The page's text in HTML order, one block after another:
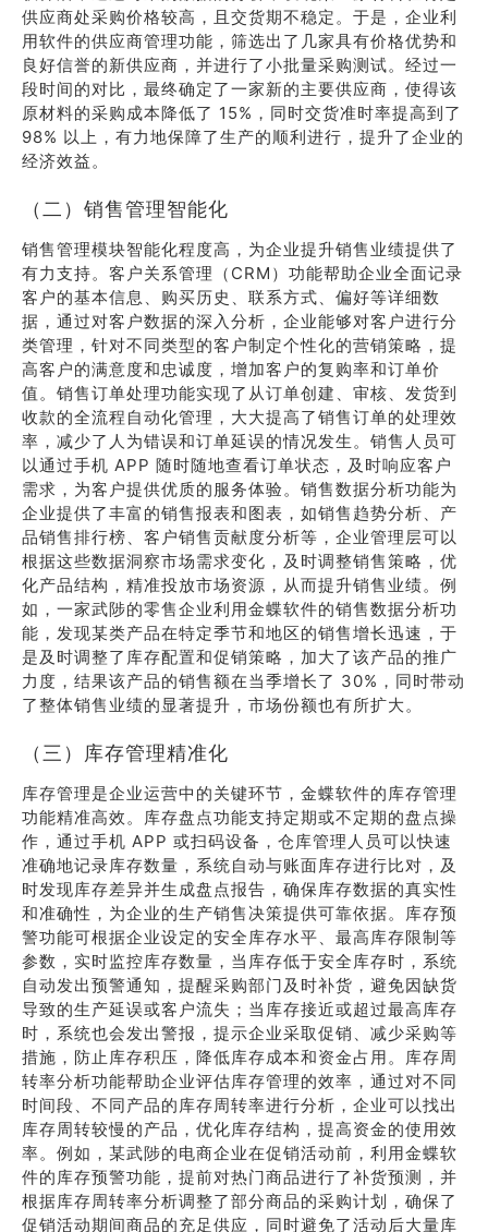
供应商处采购价格较高，且交货期不稳定。于是，企业利
用软件的供应商管理功能，筛选出了几家具有价格优势和
良好信誉的新供应商，并进行了小批量采购测试。经过一
段时间的对比，最终确定了一家新的主要供应商，使得该
原材料的采购成本降低了 15%，同时交货准时率提高到了
98% 以上，有力地保障了生产的顺利进行，提升了企业的
经济效益。
（二）销售管理智能化
销售管理模块智能化程度高，为企业提升销售业绩提供了
有力支持。客户关系管理（CRM）功能帮助企业全面记录
客户的基本信息、购买历史、联系方式、偏好等详细数
据，通过对客户数据的深入分析，企业能够对客户进行分
类管理，针对不同类型的客户制定个性化的营销策略，提
高客户的满意度和忠诚度，增加客户的复购率和订单价
值。销售订单处理功能实现了从订单创建、审核、发货到
收款的全流程自动化管理，大大提高了销售订单的处理效
率，减少了人为错误和订单延误的情况发生。销售人员可
以通过手机 APP 随时随地查看订单状态，及时响应客户
需求，为客户提供优质的服务体验。销售数据分析功能为
企业提供了丰富的销售报表和图表，如销售趋势分析、产
品销售排行榜、客户销售贡献度分析等，企业管理层可以
根据这些数据洞察市场需求变化，及时调整销售策略，优
化产品结构，精准投放市场资源，从而提升销售业绩。例
如，一家武陟的零售企业利用金蝶软件的销售数据分析功
能，发现某类产品在特定季节和地区的销售增长迅速，于
是及时调整了库存配置和促销策略，加大了该产品的推广
力度，结果该产品的销售额在当季增长了 30%，同时带动
了整体销售业绩的显著提升，市场份额也有所扩大。
（三）库存管理精准化
库存管理是企业运营中的关键环节，金蝶软件的库存管理
功能精准高效。库存盘点功能支持定期或不定期的盘点操
作，通过手机 APP 或扫码设备，仓库管理人员可以快速
准确地记录库存数量，系统自动与账面库存进行比对，及
时发现库存差异并生成盘点报告，确保库存数据的真实性
和准确性，为企业的生产销售决策提供可靠依据。库存预
警功能可根据企业设定的安全库存水平、最高库存限制等
参数，实时监控库存数量，当库存低于安全库存时，系统
自动发出预警通知，提醒采购部门及时补货，避免因缺货
导致的生产延误或客户流失；当库存接近或超过最高库存
时，系统也会发出警报，提示企业采取促销、减少采购等
措施，防止库存积压，降低库存成本和资金占用。库存周
转率分析功能帮助企业评估库存管理的效率，通过对不同
时间段、不同产品的库存周转率进行分析，企业可以找出
库存周转较慢的产品，优化库存结构，提高资金的使用效
率。例如，某武陟的电商企业在促销活动前，利用金蝶软
件的库存预警功能，提前对热门商品进行了补货预测，并
根据库存周转率分析调整了部分商品的采购计划，确保了
促销活动期间商品的充足供应，同时避免了活动后大量库